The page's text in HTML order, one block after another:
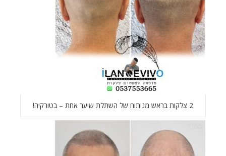
2 צלקות בראש מניתוח של השתלת שיער אחת – בטורקיה!